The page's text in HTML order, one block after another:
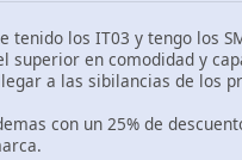
tenido los IT03 y tengo los
superior en comodidad y
a las sibilancias de los
con un 25% de